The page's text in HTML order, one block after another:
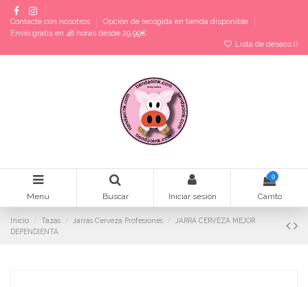
Contacte con nosotros
Opción de recogida en tienda disponible
Envío gratis en 48 horas desde 29,99€
Lista de deseos ()
Menu Buscar Iniciar sesión
0
Carrito
Inicio Tazas Jarras Cerveza Profesiones
JARRA CERVEZA MEJOR
DEPENDIENTA